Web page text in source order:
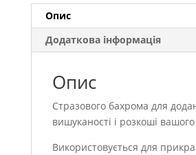
Опис
Додаткова інформація
Опис
Стразового бахрома для
вишуканості і розкоші
Використовується для